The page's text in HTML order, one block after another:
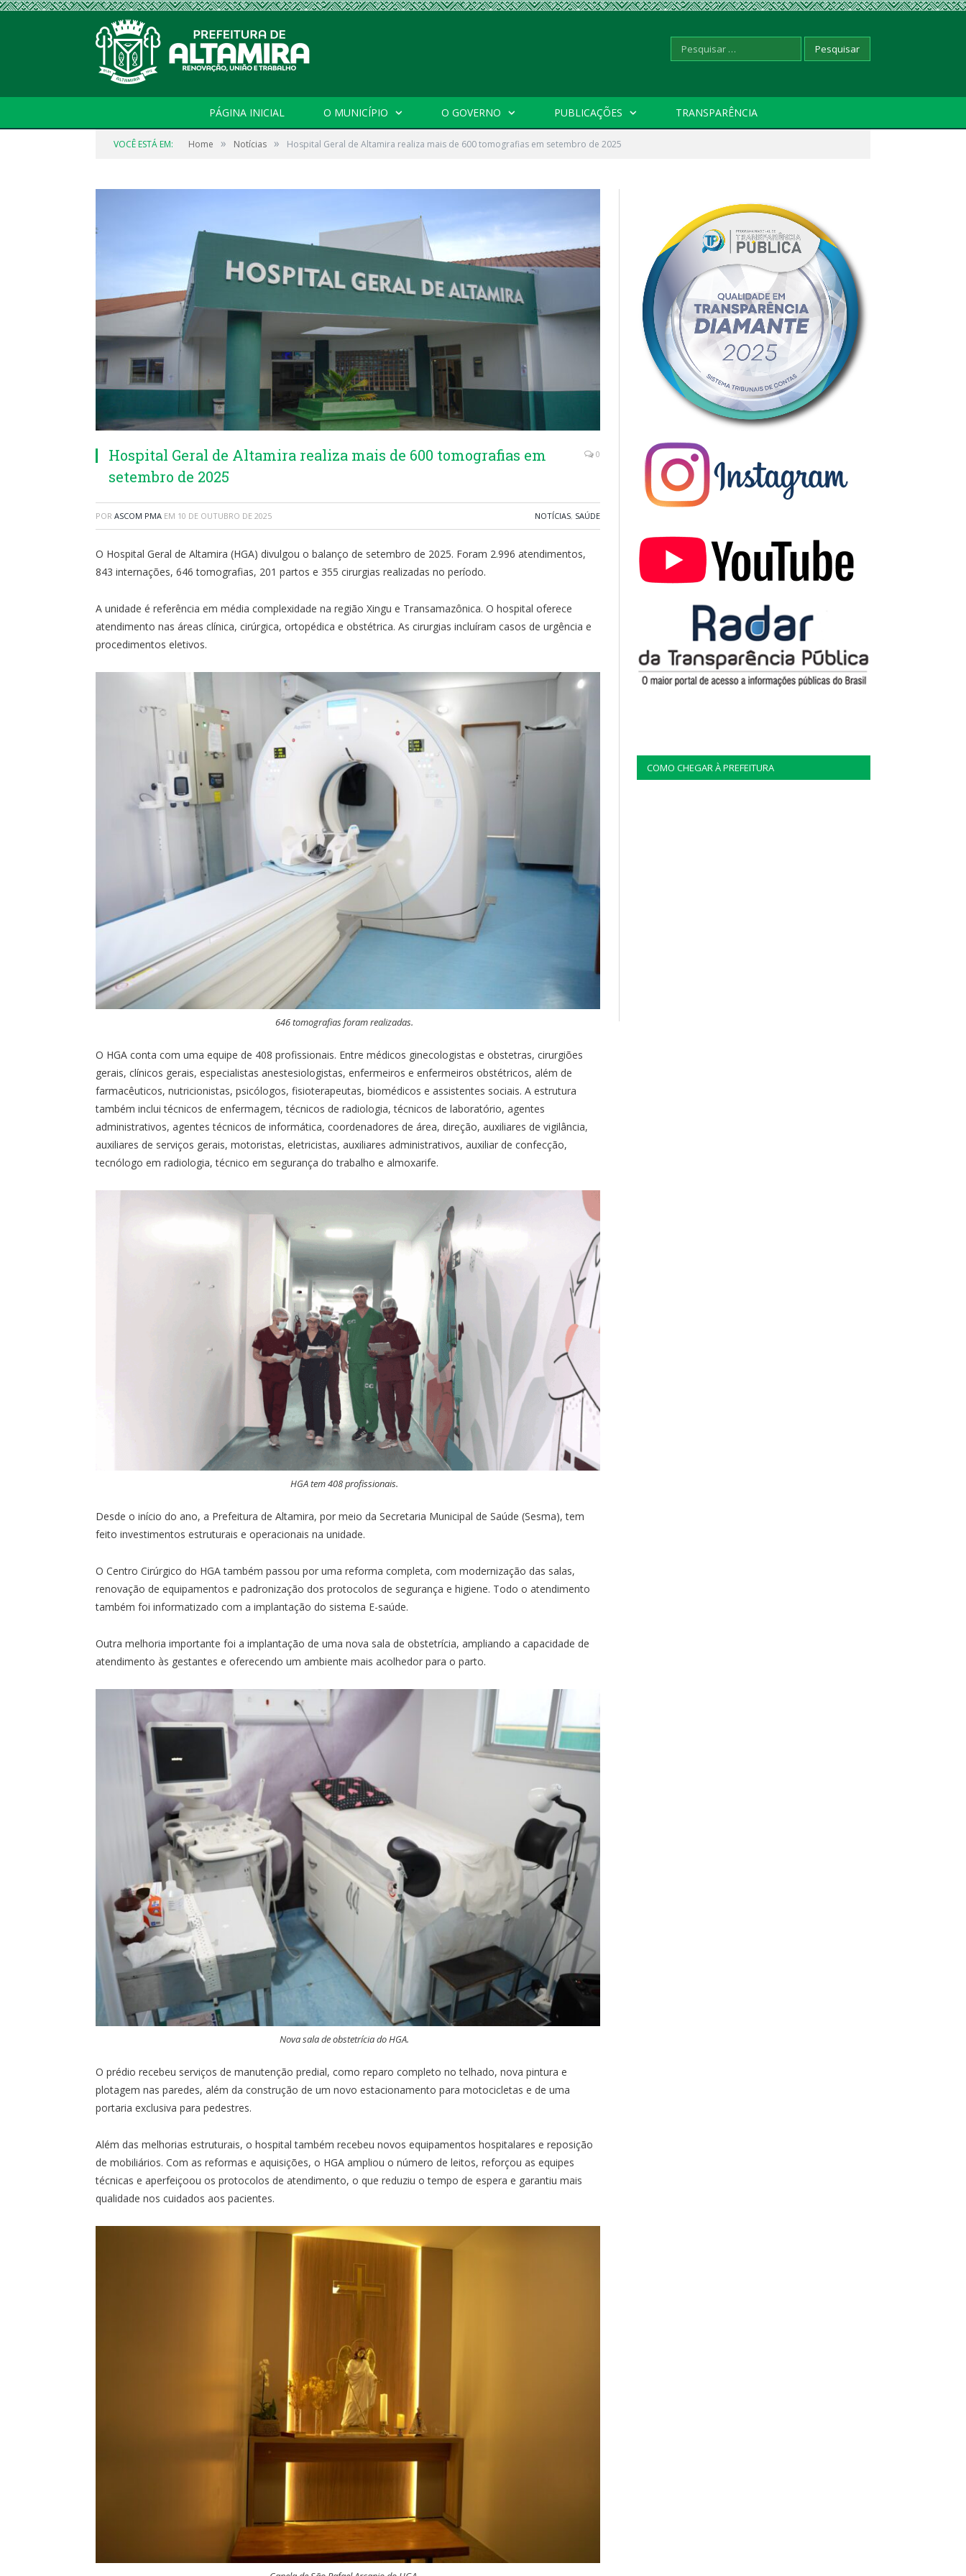
Pesquisar
PÁGINA INICIAL O MUNICÍPIO O GOVERNO PUBLICAÇÕES TRANSPARÊNCIA
VOCÊ ESTÁ EM: Home » Notícias » Hospital Geral de Altamira realiza mais de 600 tomografias em setembro de 2025
Hospital Geral de Altamira realiza mais de 600 tomografias em
setembro de 2025
0
POR ASCOM PMA EM 10 DE OUTUBRO DE 2025 NOTÍCIAS, SAÚDE
O Hospital Geral de Altamira (HGA) divulgou o balanço de setembro de 2025. Foram 2.996 atendimentos,
843 internações, 646 tomografias, 201 partos e 355 cirurgias realizadas no período.
A unidade é referência em média complexidade na região Xingu e Transamazônica. O hospital oferece
atendimento nas áreas clínica, cirúrgica, ortopédica e obstétrica. As cirurgias incluíram casos de urgência e
procedimentos eletivos.
646 tomografias foram realizadas.
O HGA conta com uma equipe de 408 profissionais. Entre médicos ginecologistas e obstetras, cirurgiões
gerais, clínicos gerais, especialistas anestesiologistas, enfermeiros e enfermeiros obstétricos, além de
farmacêuticos, nutricionistas, psicólogos, fisioterapeutas, biomédicos e assistentes sociais. A estrutura
também inclui técnicos de enfermagem, técnicos de radiologia, técnicos de laboratório, agentes
administrativos, agentes técnicos de informática, coordenadores de área, direção, auxiliares de vigilância,
auxiliares de serviços gerais, motoristas, eletricistas, auxiliares administrativos, auxiliar de confecção,
tecnólogo em radiologia, técnico em segurança do trabalho e almoxarife.
HGA tem 408 profissionais.
Desde o início do ano, a Prefeitura de Altamira, por meio da Secretaria Municipal de Saúde (Sesma), tem
feito investimentos estruturais e operacionais na unidade.
O Centro Cirúrgico do HGA também passou por uma reforma completa, com modernização das salas,
renovação de equipamentos e padronização dos protocolos de segurança e higiene. Todo o atendimento
também foi informatizado com a implantação do sistema E-saúde.
Outra melhoria importante foi a implantação de uma nova sala de obstetrícia, ampliando a capacidade de
atendimento às gestantes e oferecendo um ambiente mais acolhedor para o parto.
Nova sala de obstetrícia do HGA.
O prédio recebeu serviços de manutenção predial, como reparo completo no telhado, nova pintura e
plotagem nas paredes, além da construção de um novo estacionamento para motocicletas e de uma
portaria exclusiva para pedestres.
Além das melhorias estruturais, o hospital também recebeu novos equipamentos hospitalares e reposição
de mobiliários. Com as reformas e aquisições, o HGA ampliou o número de leitos, reforçou as equipes
técnicas e aperfeiçoou os protocolos de atendimento, o que reduziu o tempo de espera e garantiu mais
qualidade nos cuidados aos pacientes.
COMO CHEGAR À PREFEITURA